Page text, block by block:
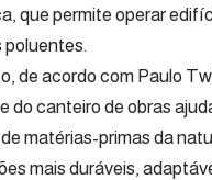
que permite operar
de acordo com Paulo
do canteiro de obras
matérias-primas da
mais duráveis,